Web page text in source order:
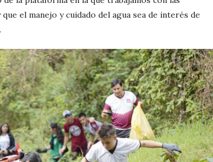
el manejo y cuidado del agua sea de interés de